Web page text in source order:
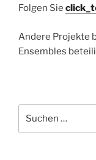
Folgen Sie
Andere Projekte
Ensembles
nach: